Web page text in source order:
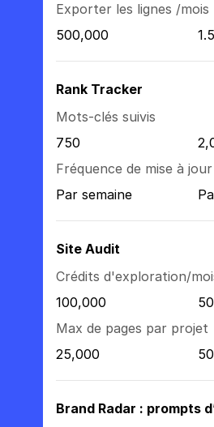
Exporter les lignes /mois
500,000
Rank Tracker
Mots-clés suivis
750
Fréquence de mise à jour
Par semaine
Site Audit
Crédits d'exploration/
100,000
Max de pages par projet
25,000
Brand Radar : prompts